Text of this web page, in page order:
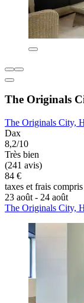
The Originals
The Originals City,
Dax
8,2/10
Très bien
(241 avis)
84 €
taxes et frais compris
23 août - 24 août
The Originals City,